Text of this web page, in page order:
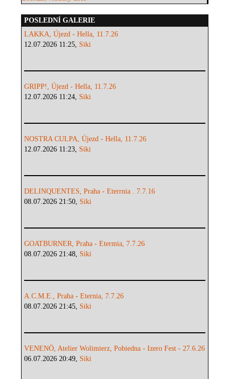
POSLEDNÍ GALERIE
LAKKA, Újezd - Hella, 11.7.26
12.07.2026 11:25, Siki
GRIPP!, Újezd - Hella, 11.7.26
12.07.2026 11:24, Siki
NOSTRA CULPA, Újezd - Hella, 11.7.26
12.07.2026 11:23, Siki
DELINQUENTES, Praha - Eterrnia . 7.7.16
08.07.2026 21:50, Siki
GOATBURNER, Praha - Etermia, 7.7.26
08.07.2026 21:48, Siki
A.C.M.E., Praha - Eternia, 7.7.26
08.07.2026 21:45, Siki
VENENÖ, Atelier Wolimierz, Pobiedna - Izero Fest - 27.6.26
06.07.2026 20:49, Siki